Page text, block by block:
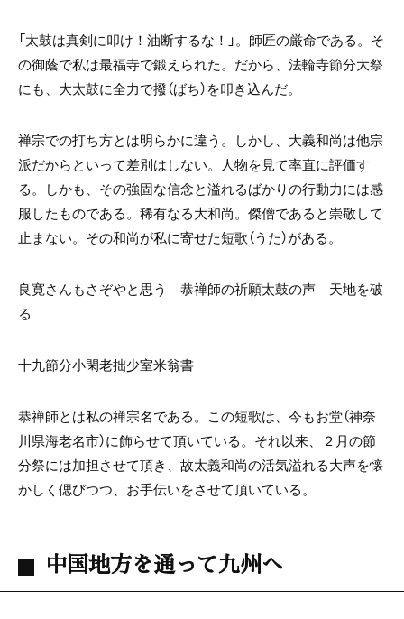
「太鼓は真剣に叩け！油断するな！」。師匠の厳命である。そ
の御蔭で私は最福寺で鍛えられた。だから、法輪寺節分大祭
にも、大太鼓に全力で撥（ばち）を叩き込んだ。
禅宗での打ち方とは明らかに違う。しかし、大義和尚は他宗
派だからといって差別はしない。人物を見て率直に評価す
る。しかも、その強固な信念と溢れるばかりの行動力には感
服したものである。稀有なる大和尚。傑僧であると崇敬して
止まない。その和尚が私に寄せた短歌（うた）がある。
良寛さんもさぞやと思う 恭禅師の祈願太鼓の声 天地を破
る
十九節分小閑老拙少室米翁書
恭禅師とは私の禅宗名である。この短歌は、今もお堂（神奈
川県海老名市）に飾らせて頂いている。それ以来、２月の節
分祭には加担させて頂き、故太義和尚の活気溢れる大声を懐
かしく偲びつつ、お手伝いをさせて頂いている。
中国地方を通って九州へ